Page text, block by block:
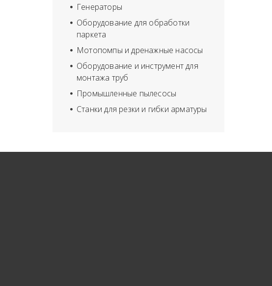
Генераторы
Оборудование для обработки
паркета
Мотопомпы и дренажные насосы
Оборудование и инструмент для
монтажа труб
Промышленные пылесосы
Станки для резки и гибки арматуры